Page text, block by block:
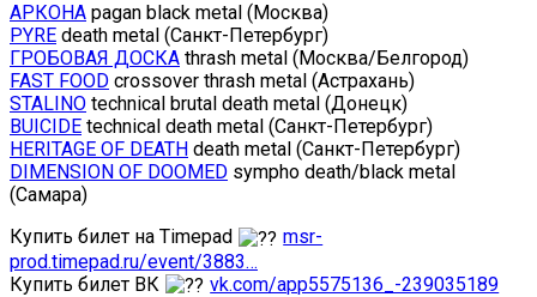
АРКОНА pagan black metal (Москва)
PYRE death metal (Санкт-Петербург)
ГРОБОВАЯ ДОСКА thrash metal (Москва/Белгород)
FAST FOOD crossover thrash metal (Астрахань)
STALINO technical brutal death metal (Донецк)
BUICIDE technical death metal (Санкт-Петербург)
HERITAGE OF DEATH death metal (Санкт-Петербург)
DIMENSION OF DOOMED sympho death/black metal
(Самара)
Купить билет на Timepad
msr-
prod.timepad.ru/event/3883…
Купить билет ВК
vk.com/app5575136_-239035189